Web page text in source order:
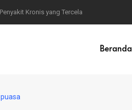
di Masa Fitnah (Ujian/Perselisihan)
Beranda